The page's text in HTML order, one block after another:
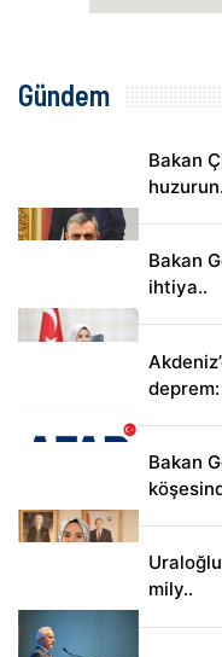
Gündem
Bakan
Bakan
ihtiya..
deprem:
Bakan
mily..